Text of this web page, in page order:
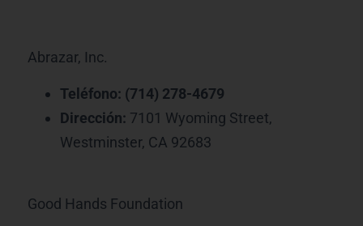
Abrazar, Inc.
Teléfono: (714) 278-4679
Dirección: 7101 Wyoming Street,
Westminster, CA 92683
Good Hands Foundation